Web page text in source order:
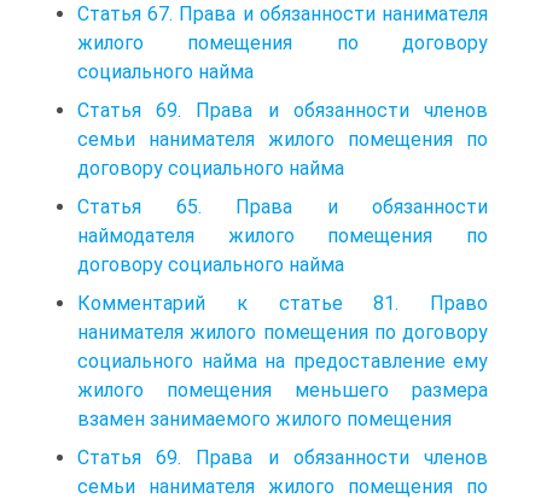
Статья 67. Права и обязанности нанимателя
жилого помещения по договору
социального найма
Статья 69. Права и обязанности членов
семьи нанимателя жилого помещения по
договору социального найма
Статья 65. Права и обязанности
наймодателя жилого помещения по
договору социального найма
Комментарий к статье 81. Право
нанимателя жилого помещения по договору
социального найма на предоставление ему
жилого помещения меньшего размера
взамен занимаемого жилого помещения
Статья 69. Права и обязанности членов
семьи нанимателя жилого помещения по